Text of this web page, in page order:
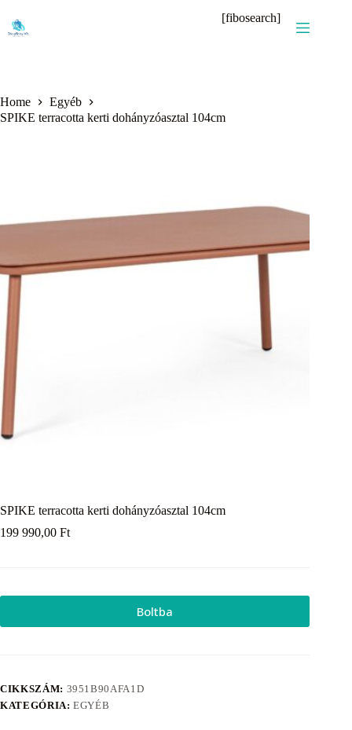
content
[fibosearch]
Home
Egyéb
SPIKE terracotta kerti dohányzóasztal 104cm
SPIKE terracotta kerti dohányzóasztal 104cm
199 990,00 Ft
Boltba
CIKKSZÁM: 3951B90AFA1D
KATEGÓRIA:EGYÉB